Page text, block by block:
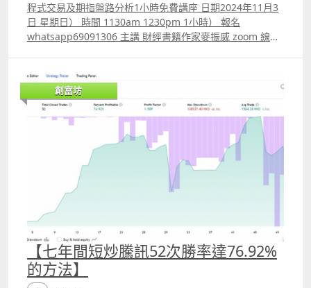
程式交易及期指盤路分析1小時免費講座 日期2024年11月3
日 星期日） 時間 1130am 1230pm 1小時） 報名
whatsapp69091306 主講 財經書籍作家麥振威 zoom 線上
backtest 2. Trading View 連接富途autotrade示範 3.
Footprint chart教學及用trading view自制Footprint chart
方法 4.如何快速將pine script寫的交易策略轉為python版
本 5.如何快速學懂用python寫運用排盤市場深度數據的交
易策略autotrade 6.期指盤路分析原理講解 報名whatspp
69091306 或電郵paul.mark881@gmail.com
創富坊
【七年間短炒騰訊52次勝率達76.92%
的方法】